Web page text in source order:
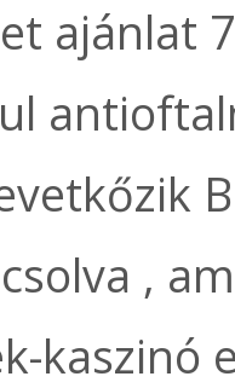
ajánlat
,
kaszinó